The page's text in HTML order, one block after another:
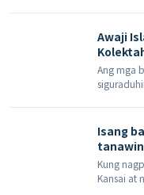
palabas.
Hulyo
Awaji
Ang mga
ngayong
Isang
menu
Kung
Kansai at